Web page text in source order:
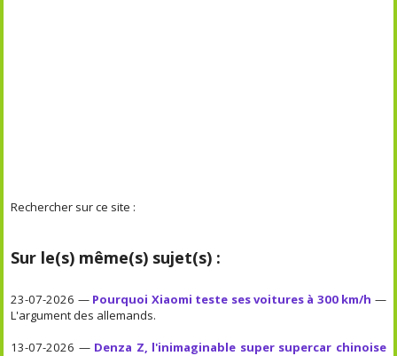
Rechercher sur ce site :
Sur le(s) même(s) sujet(s) :
23-07-2026 — Pourquoi Xiaomi teste ses voitures à 300 km/h —
L'argument des allemands.
13-07-2026 — Denza Z, l'inimaginable super supercar chinoise